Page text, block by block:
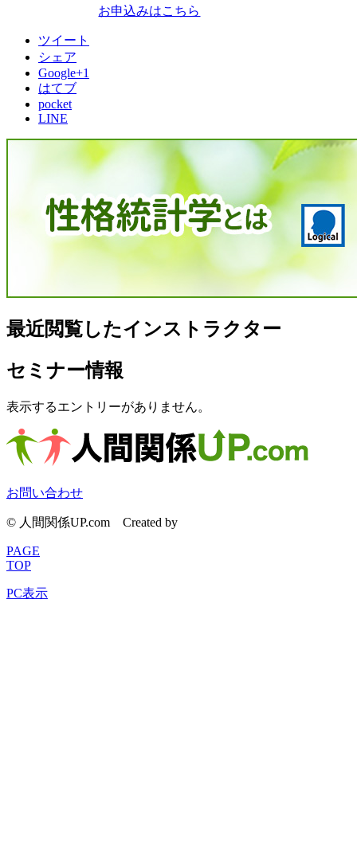
お申込みはこちら
ツイート
シェア
Google+1
はてブ
pocket
LINE
最近閲覧したインストラクター
セミナー情報
表示するエントリーがありません。
お問い合わせ
© 人間関係UP.com Created by
PAGE
TOP
PC表示